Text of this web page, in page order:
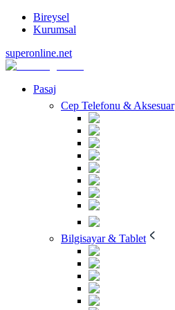
Bireysel
Kurumsal
superonline.net
Pasaj
Cep Telefonu & Aksesuar
Bilgisayar & Tablet